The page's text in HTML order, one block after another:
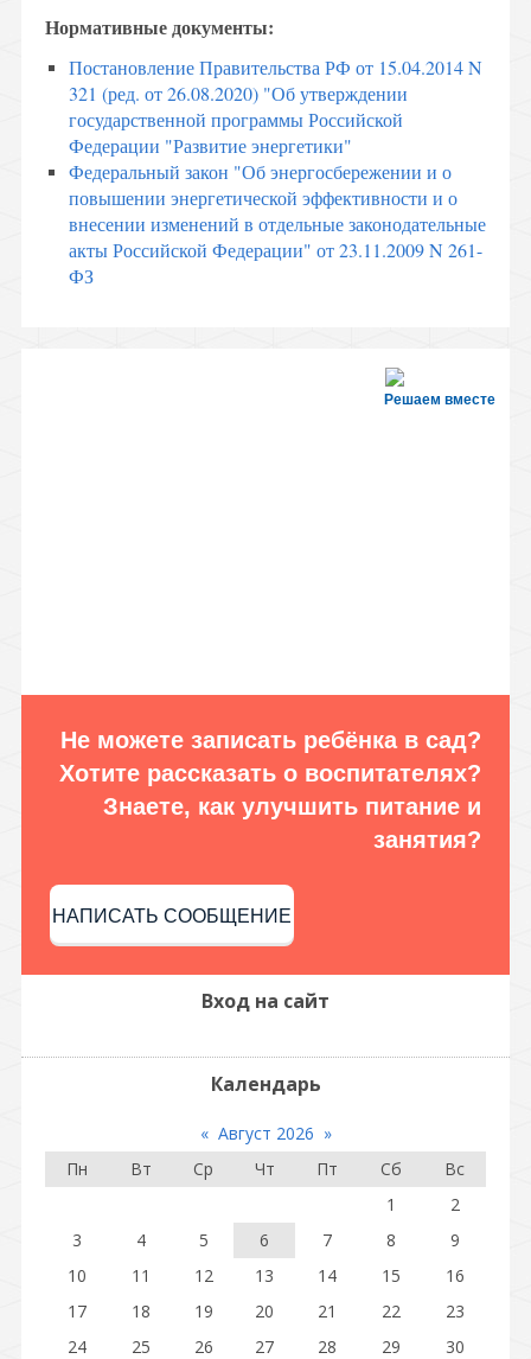
Нормативные документы:
Постановление Правительства РФ от 15.04.2014 N
321 (ред. от 26.08.2020) "Об утверждении
государственной программы Российской
Федерации "Развитие энергетики"
Федеральный закон "Об энергосбережении и о
повышении энергетической эффективности и о
внесении изменений в отдельные законодательные
акты Российской Федерации" от 23.11.2009 N 261-
ФЗ
Решаем вместе
Не можете записать ребёнка в сад?
Хотите рассказать о воспитателях?
Знаете, как улучшить питание и
занятия?
НАПИСАТЬ СООБЩЕНИЕ
Вход на сайт
Календарь
« Август 2026 »
Пн
Вт Ср Чт Пт Сб
Вс
1
2
3
4 5 6 7 8
9
10
11 12 13 14 15
16
17
18 19 20 21 22
23
24
25 26 27 28 29
30